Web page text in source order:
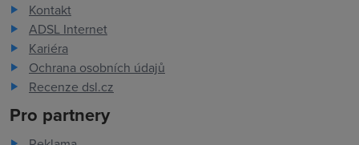
Kontakt
ADSL Internet
Kariéra
Ochrana osobních údajů
Recenze dsl.cz
Pro partnery